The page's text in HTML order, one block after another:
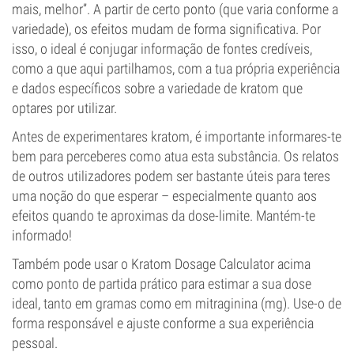
mais, melhor”. A partir de certo ponto (que varia conforme a
variedade), os efeitos mudam de forma significativa. Por
isso, o ideal é conjugar informação de fontes credíveis,
como a que aqui partilhamos, com a tua própria experiência
e dados específicos sobre a variedade de kratom que
optares por utilizar.
Antes de experimentares kratom, é importante informares-te
bem para perceberes como atua esta substância. Os relatos
de outros utilizadores podem ser bastante úteis para teres
uma noção do que esperar – especialmente quanto aos
efeitos quando te aproximas da dose-limite. Mantém-te
informado!
Também pode usar o Kratom Dosage Calculator acima
como ponto de partida prático para estimar a sua dose
ideal, tanto em gramas como em mitraginina (mg). Use-o de
forma responsável e ajuste conforme a sua experiência
pessoal.